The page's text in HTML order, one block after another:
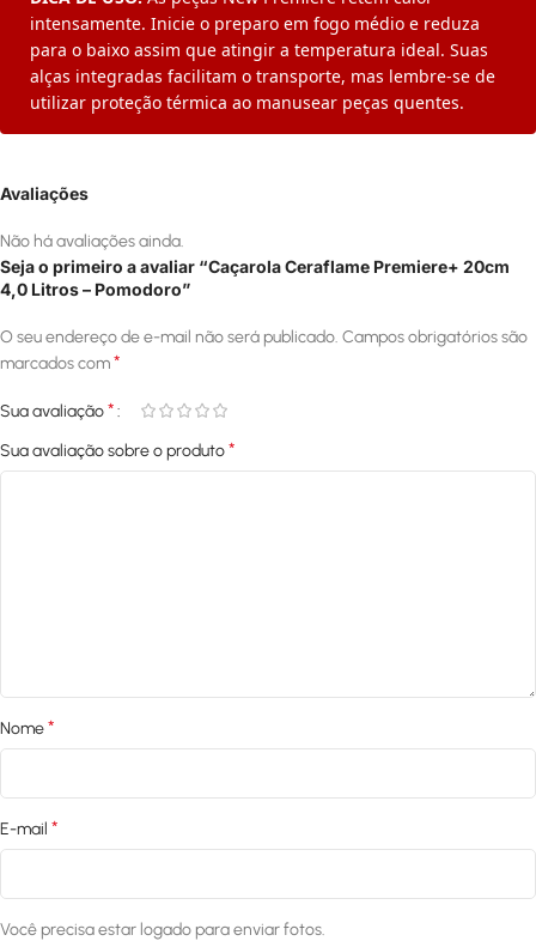
intensamente. Inicie o preparo em fogo médio e reduza
para o baixo assim que atingir a temperatura ideal. Suas
alças integradas facilitam o transporte, mas lembre-se de
utilizar proteção térmica ao manusear peças quentes.
Avaliações
Não há avaliações ainda.
Seja o primeiro a avaliar “Caçarola Ceraflame Premiere+ 20cm
4,0 Litros – Pomodoro”
O seu endereço de e-mail não será publicado. Campos obrigatórios são
marcados com*
Sua avaliação*
Sua avaliação sobre o produto*
Nome*
E-mail *
Você precisa estar logado para enviar fotos.